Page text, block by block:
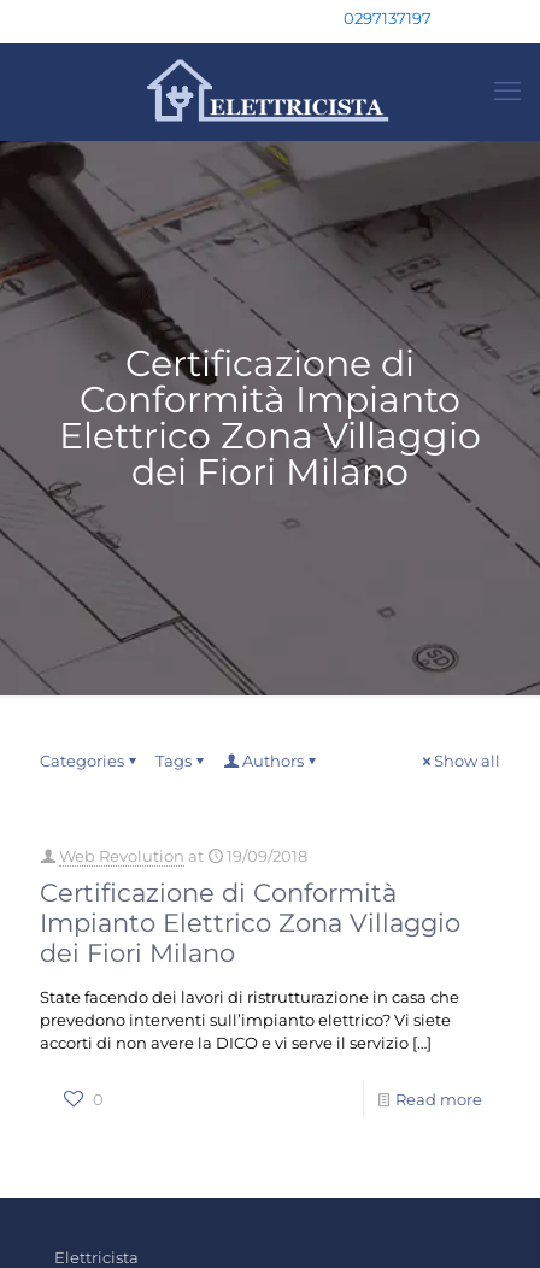
0297137197
Certificazione di
Conformità Impianto
Elettrico Zona Villaggio
dei Fiori Milano
Categories Tags Authors Show all
Web Revolution at 19/09/2018
Certificazione di Conformità
Impianto Elettrico Zona Villaggio
dei Fiori Milano
State facendo dei lavori di ristrutturazione in casa che
prevedono interventi sull’impianto elettrico? Vi siete
accorti di non avere la DICO e vi serve il servizio […]
0 Read more
Elettricista